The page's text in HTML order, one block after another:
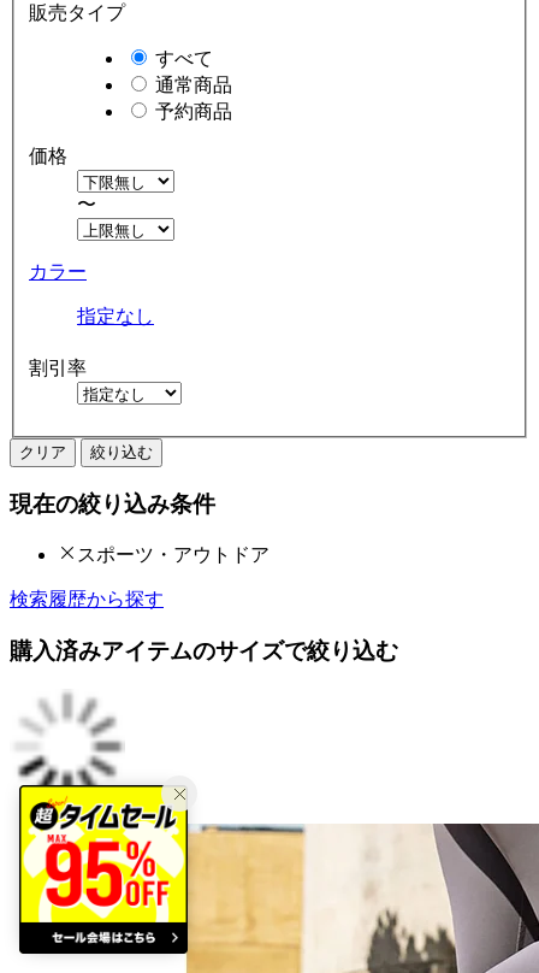
販売タイプ
すべて
通常商品
予約商品
価格
〜
カラー
指定なし
割引率
クリア 絞り込む
現在の絞り込み条件
スポーツ・アウトドア
検索履歴から探す
購入済みアイテムのサイズで絞り込む